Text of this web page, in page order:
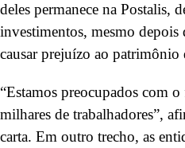
deles permanece na Postalis,
investimentos, mesmo
causar prejuízo ao patrimônio
“Estamos preocupados com
milhares de trabalhadores”,
carta. Em outro trecho, as